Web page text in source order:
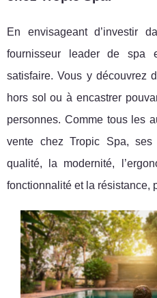
En envisageant d’investir
fournisseur leader de spa
satisfaire. Vous y découvrez
hors sol ou à encastrer
personnes. Comme tous les
vente chez Tropic Spa,
qualité, la modernité,
fonctionnalité et la résistance,